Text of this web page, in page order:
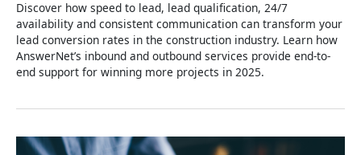
Discover how speed to lead, lead qualification, 24/7
availability and consistent communication can transform your
lead conversion rates in the construction industry. Learn how
AnswerNet’s inbound and outbound services provide end-to-
end support for winning more projects in 2025.